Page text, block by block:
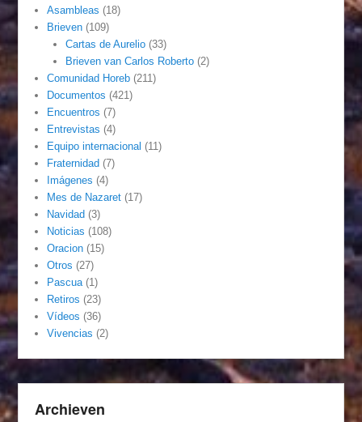
Asambleas (18)
Brieven (109)
Cartas de Aurelio(33)
Brieven van Carlos Roberto(2)
Comunidad Horeb (211)
Documentos (421)
Encuentros (7)
Entrevistas (4)
Equipo internacional (11)
Fraternidad (7)
Imágenes (4)
Mes de Nazaret (17)
Navidad (3)
Noticias (108)
Oracion (15)
Otros (27)
Pascua (1)
Retiros (23)
Vídeos (36)
Vivencias (2)
Archieven